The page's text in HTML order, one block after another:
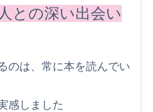
人との深い出会い
のは、常に本を読んでい
感しました